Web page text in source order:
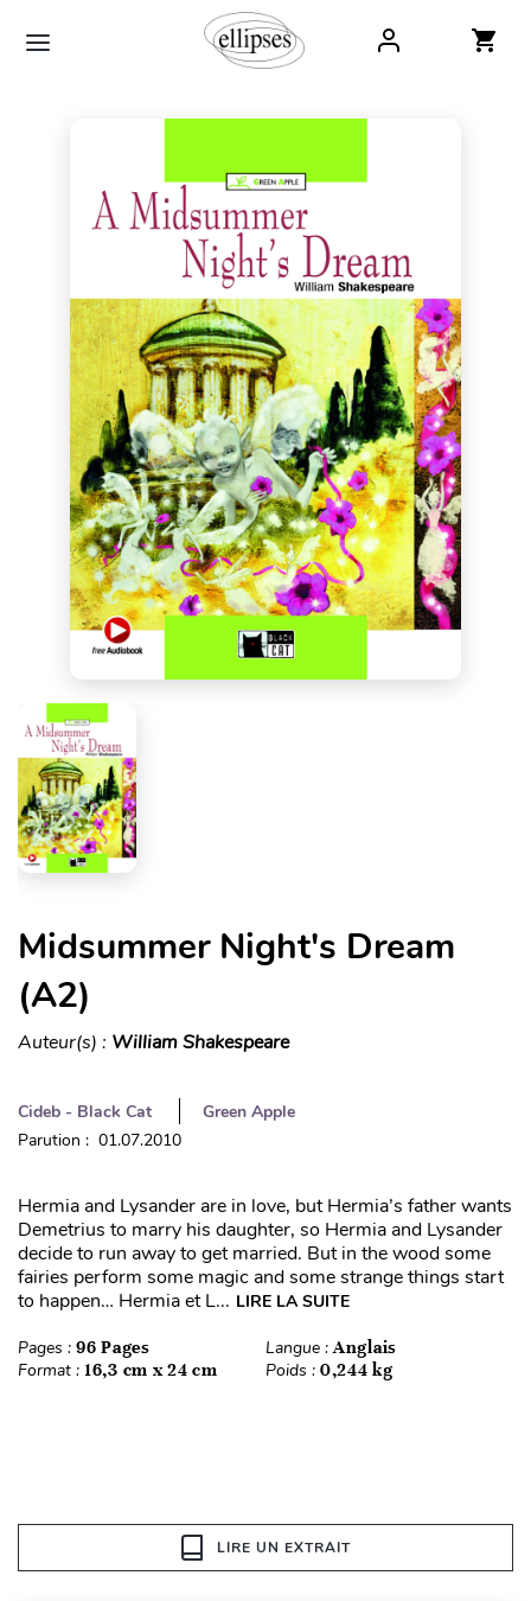
Midsummer Night's Dream
(A2)
Auteur(s) : William Shakespeare
Cideb - Black Cat
Green Apple
Parution : 01.07.2010
Hermia and Lysander are in love, but Hermia’s father wants
Demetrius to marry his daughter, so Hermia and Lysander
decide to run away to get married. But in the wood some
fairies perform some magic and some strange things start
to happen… Hermia et L... LIRE LA SUITE
Pages : 96 Pages Langue :Anglais
Format : 16,3 cm x 24 cm Poids : 0,244 kg
LIRE UN EXTRAIT